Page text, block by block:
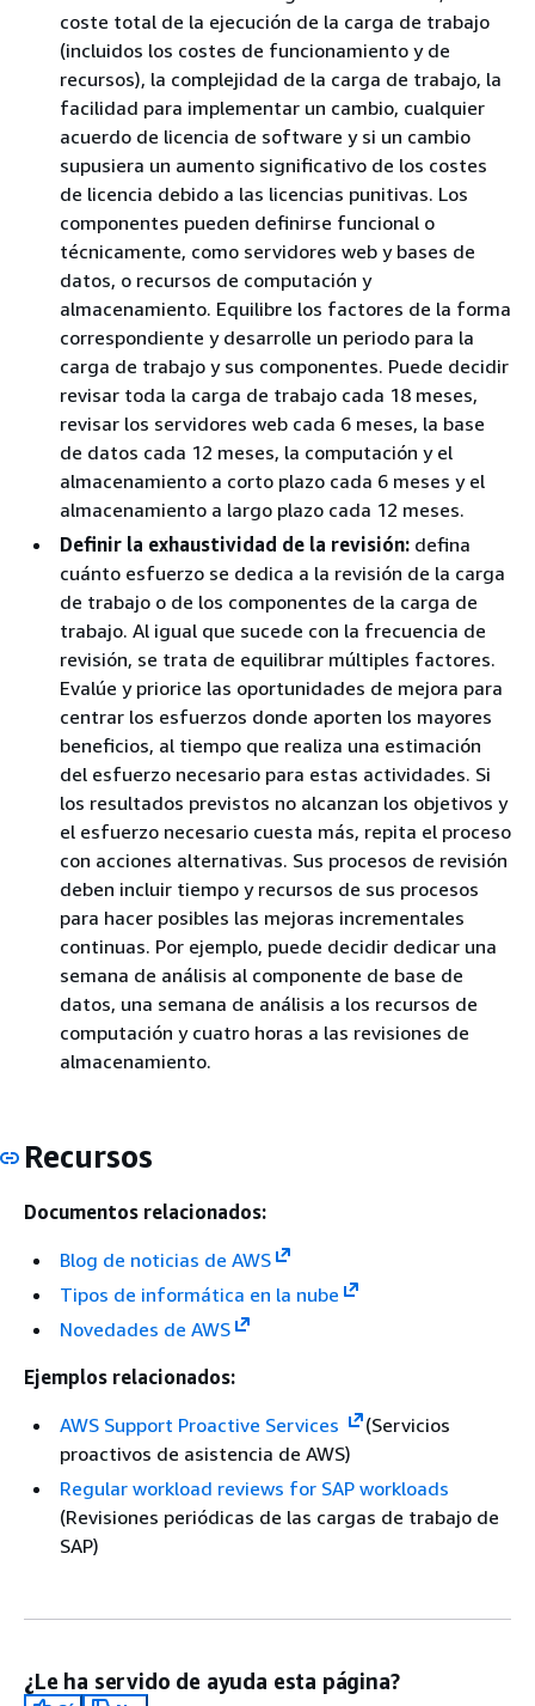
coste total de la ejecución de la carga de trabajo
(incluidos los costes de funcionamiento y de
recursos), la complejidad de la carga de trabajo, la
facilidad para implementar un cambio, cualquier
acuerdo de licencia de software y si un cambio
supusiera un aumento significativo de los costes
de licencia debido a las licencias punitivas. Los
componentes pueden definirse funcional o
técnicamente, como servidores web y bases de
datos, o recursos de computación y
almacenamiento. Equilibre los factores de la forma
correspondiente y desarrolle un periodo para la
carga de trabajo y sus componentes. Puede decidir
revisar toda la carga de trabajo cada 18 meses,
revisar los servidores web cada 6 meses, la base
de datos cada 12 meses, la computación y el
almacenamiento a corto plazo cada 6 meses y el
almacenamiento a largo plazo cada 12 meses.
Definir la exhaustividad de la revisión: defina
cuánto esfuerzo se dedica a la revisión de la carga
de trabajo o de los componentes de la carga de
trabajo. Al igual que sucede con la frecuencia de
revisión, se trata de equilibrar múltiples factores.
Evalúe y priorice las oportunidades de mejora para
centrar los esfuerzos donde aporten los mayores
beneficios, al tiempo que realiza una estimación
del esfuerzo necesario para estas actividades. Si
los resultados previstos no alcanzan los objetivos y
el esfuerzo necesario cuesta más, repita el proceso
con acciones alternativas. Sus procesos de revisión
deben incluir tiempo y recursos de sus procesos
para hacer posibles las mejoras incrementales
continuas. Por ejemplo, puede decidir dedicar una
semana de análisis al componente de base de
datos, una semana de análisis a los recursos de
computación y cuatro horas a las revisiones de
almacenamiento.
Recursos
Documentos relacionados:
Blog de noticias de AWS
Tipos de informática en la nube
Novedades de AWS
Ejemplos relacionados:
AWS Support Proactive Services
(Servicios
proactivos de asistencia de AWS)
Regular workload reviews for SAP workloads
(Revisiones periódicas de las cargas de trabajo de
SAP)
¿Le ha servido de ayuda esta página?